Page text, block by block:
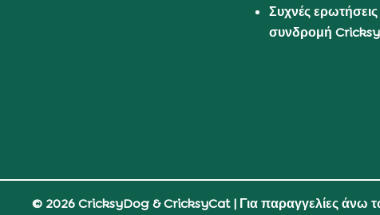
Συχνές ερωτήσεις
συνδρομή
© 2026 CricksyDog & CricksyCat| Για παραγγελίες άνω